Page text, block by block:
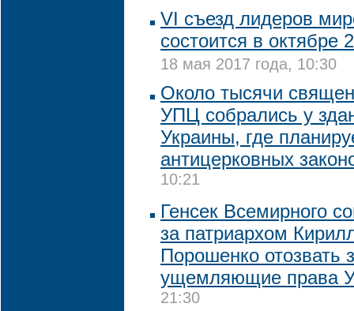
VI cъезд лидеров
состоится в октябре
18 мая 2017 года, 10:30
Около тысячи
УПЦ собрались у
Украины, где
антицерковных
10:21
Генсек Всемирного
за патриархом
Порошенко отозвать
ущемляющие права
21:30